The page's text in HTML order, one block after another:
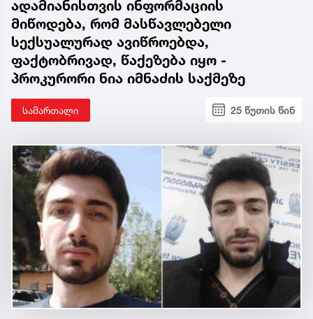
ადამიანისთვის ინფორმაციის
მიწოდება, რომ მასწავლებელი
სექსუალურად ავიწროებდა,
ფაქტობრივად, წაქეზება იყო -
პროკურორი ნია იმნაძის საქმეზე
სამართალი 25 წუთის წინ